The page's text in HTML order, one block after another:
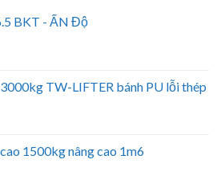
BKT - ẤN Độ
TW-LIFTER bánh PU lỗi thép
1500kg nâng cao 1m6